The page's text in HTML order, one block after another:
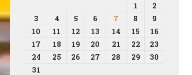
1
2
3
4 5 6 7 8
9
10
11 12 13 14 15
16
17
18 19 20 21 22
23
24
25 26 27 28 29
30
31